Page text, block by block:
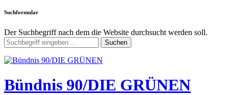
Suchformular
Der Suchbegriff nach dem die Website durchsucht werden soll.
Suchen
Bündnis 90/DIE GRÜNEN